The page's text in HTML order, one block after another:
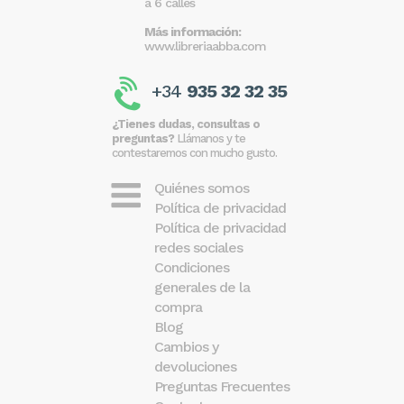
Más información:
www.libreriaabba.com
+34 935 32 32 35
¿Tienes dudas, consultas o
preguntas? Llámanos y te
contestaremos con mucho gusto.
Quiénes somos
Política de privacidad
Política de privacidad
redes sociales
Condiciones
generales de la
compra
Blog
Cambios y
devoluciones
Preguntas Frecuentes